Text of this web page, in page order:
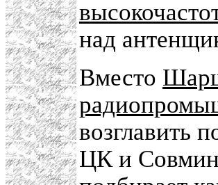
над
Вместо
возглавить
ЦК и